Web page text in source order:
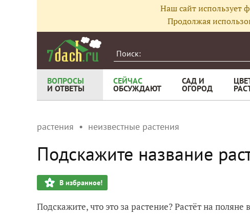
Наш сайт использует
Продолжая
ВОПРОСЫ
И ОТВЕТЫ
СЕЙЧАС
ОБСУЖДАЮТ
САД И
ОГОРОД
растения неизвестные растения
Подскажите название
В избранное!
Подскажите, что это за растение? Растёт на поляне